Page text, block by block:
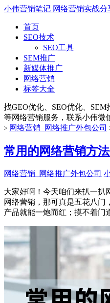
小伟营销笔记 网络营销实战分
首页
SEO技术
SEO工具
SEM推广
新媒体推广
网络营销
标签大全
找GEO优化、SEO优化、
等网络营销服务，联系小伟微
> 网络营销_网络推广外包公司
常用的网络营销方
网络营销_网络推广外包公司
大家好啊！今天咱们来扒一扒
网络营销，那可真是五花八门
产品就能一炮而红；摸不着门